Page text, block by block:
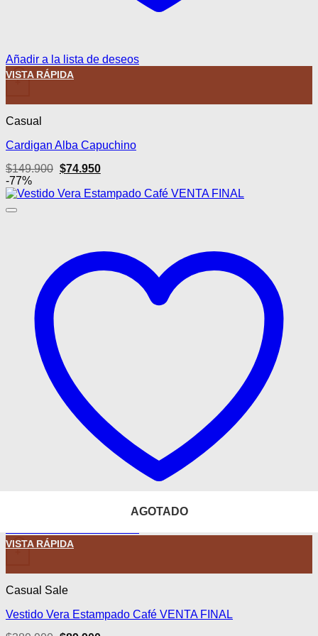
AGOTADO
Añadir a la lista de deseos
+
Este producto tiene múltiples variantes. Las opciones se
VISTA RÁPIDA
Casual
Cardigan Alba Capuchino
$149.900 El
original
era:
$74.950El
actual
es:
-77%
+
Este producto tiene múltiples variantes. Las opciones se
VISTA RÁPIDA
Casual Sale
Vestido Vera Estampado Café VENTA FINAL
AGOTADO
AGOTADO
AGOTADO
AGOTADO
AGOTADO